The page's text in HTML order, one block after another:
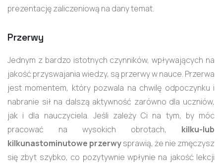
prezentację zaliczeniową na dany temat.
Przerwy
Jednym z bardzo istotnych czynników, wpływających na
jakość przyswajania wiedzy, są przerwy w nauce. Przerwa
jest momentem, który pozwala na chwilę odpoczynku i
nabranie sił na dalszą aktywność zarówno dla uczniów,
jak i dla nauczyciela. Jeśli zależy Ci na tym, by móc
pracować na wysokich obrotach, kilku-lub
kilkunastominutowe przerwysprawią, że nie zmęczysz
się zbyt szybko, co pozytywnie wpłynie na jakość lekcji